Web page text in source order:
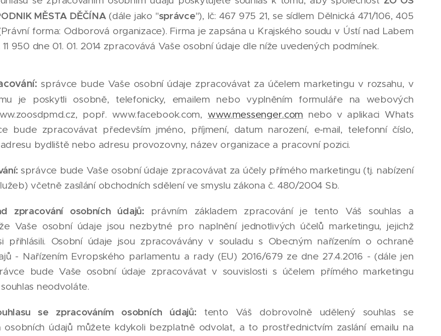
MĚSTA DĚČÍNA(dále jako "správce"), Ič: 467 975 21, se sídlem Dělnická 471/106, 405
forma: Odborová organizace). Firma je zapsána u Krajského soudu v Ústí nad Labem
11 950 dne 01. 01. 2014 zpracovává Vaše osobní údaje dle níže uvedených podmínek.
správce bude Vaše osobní údaje zpracovávat za účelem marketingu v rozsahu, v
je poskytli osobně, telefonicky, emailem nebo vyplněním formuláře na webových
popř. www.facebook.com, www.messenger.com nebo v aplikaci Whats
bude zpracovávat především jméno, příjmení, datum narození, e‐mail, telefonní číslo,
bydliště nebo adresu provozovny, název organizace a pracovní pozici.
správce bude Vaše osobní údaje zpracovávat za účely přímého marketingu (tj. nabízení
včetně zasílání obchodních sdělení ve smyslu zákona č. 480/2004 Sb.
zpracování osobních údajů:
právním základem zpracování je tento Váš souhlas a
Vaše osobní údaje jsou nezbytné pro naplnění jednotlivých účelů marketingu, jejichž
přihlásili. Osobní údaje jsou zpracovávány v souladu s Obecným nařízením o ochraně
- Nařízením Evropského parlamentu a rady (EU) 2016/679 ze dne 27.4.2016 - (dále jen
bude Vaše osobní údaje zpracovávat v souvislosti s účelem přímého marketingu
neodvoláte.
se zpracováním osobních údajů: tento Váš dobrovolně udělený souhlas se
osobních údajů můžete kdykoli bezplatně odvolat, a to prostřednictvím zaslání emailu na